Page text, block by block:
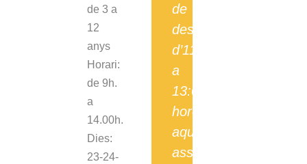
de 3 a
12
anys
Horari:
de 9h.
a
14.00h.
Dies:
23-24-
de
desembre,
d’11:00
a
13:00
hores,
aquesta
associació,